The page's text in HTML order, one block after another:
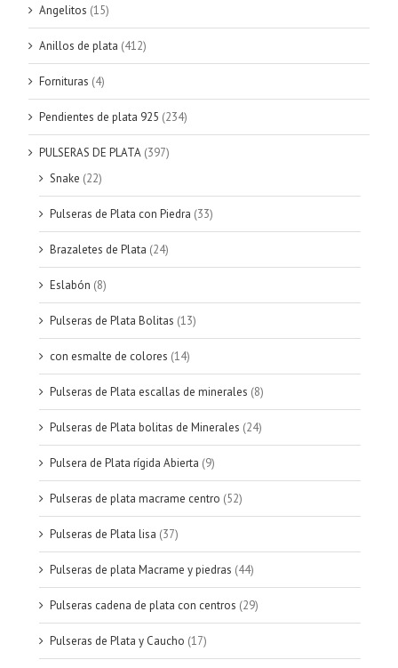
Angelitos (15)
Anillos de plata (412)
Fornituras (4)
Pendientes de plata 925 (234)
PULSERAS DE PLATA (397)
Snake (22)
Pulseras de Plata con Piedra (33)
Brazaletes de Plata (24)
Eslabón (8)
Pulseras de Plata Bolitas (13)
con esmalte de colores (14)
Pulseras de Plata escallas de minerales (8)
Pulseras de Plata bolitas de Minerales (24)
Pulsera de Plata rígida Abierta (9)
Pulseras de plata macrame centro (52)
Pulseras de Plata lisa (37)
Pulseras de plata Macrame y piedras (44)
Pulseras cadena de plata con centros (29)
Pulseras de Plata y Caucho (17)